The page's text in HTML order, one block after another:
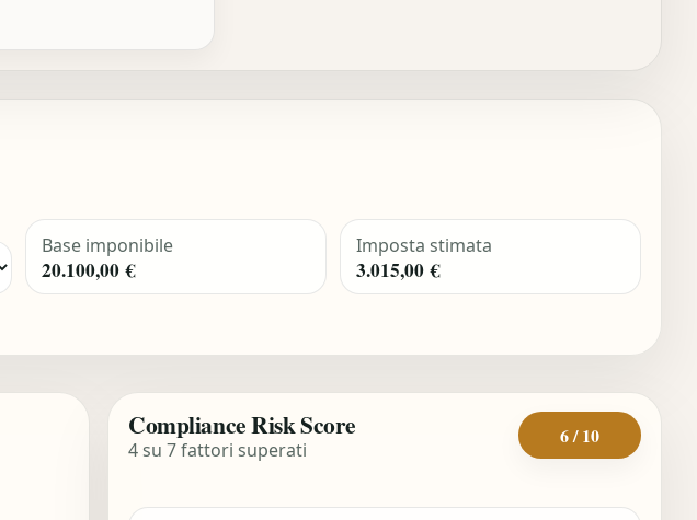
Base imponibile
20.100,00 €
Imposta stimata
3.015,00 €
Compliance Risk Score
4 su 7 fattori superati
6 / 10